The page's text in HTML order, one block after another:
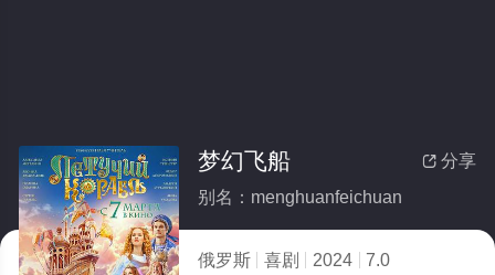
 分享
梦幻飞船
别名：menghuanfeichuan
俄罗斯 喜剧 2024
7.0